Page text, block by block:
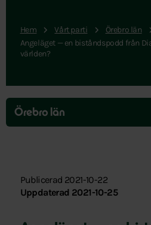
Hem Vårt parti Örebro län
Angeläget — en biståndspodd från
världen?
Hoppa
över
menyn
Örebro län
Publicerad 2021-10-22
Uppdaterad 2021-10-25